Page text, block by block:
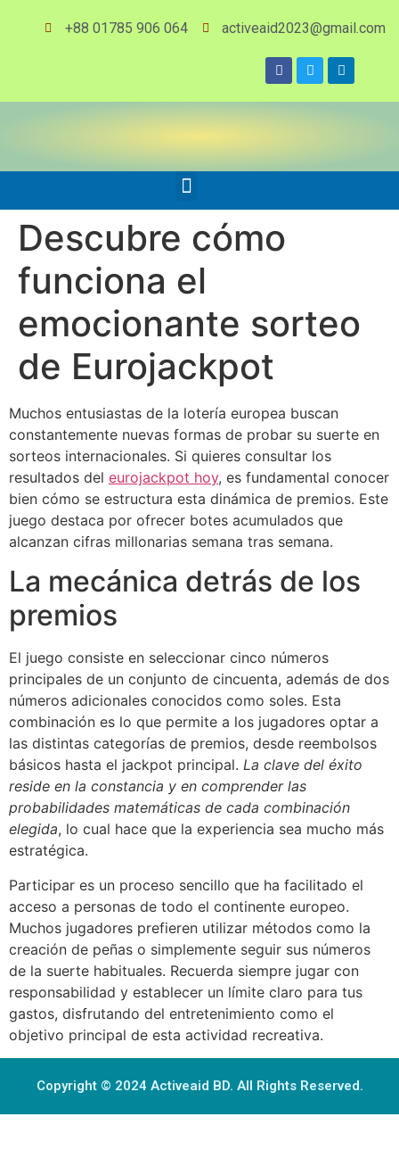
+88 01785 906 064 activeaid2023@gmail.com
Descubre cómo
funciona el
emocionante sorteo
de Eurojackpot
Muchos entusiastas de la lotería europea buscan
constantemente nuevas formas de probar su suerte en
sorteos internacionales. Si quieres consultar los
resultados del eurojackpot hoy, es fundamental conocer
bien cómo se estructura esta dinámica de premios. Este
juego destaca por ofrecer botes acumulados que
alcanzan cifras millonarias semana tras semana.
La mecánica detrás de los
premios
El juego consiste en seleccionar cinco números
principales de un conjunto de cincuenta, además de dos
números adicionales conocidos como soles. Esta
combinación es lo que permite a los jugadores optar a
las distintas categorías de premios, desde reembolsos
básicos hasta el jackpot principal. La clave del éxito
reside en la constancia y en comprender las
probabilidades matemáticas de cada combinación
elegida, lo cual hace que la experiencia sea mucho más
estratégica.
Participar es un proceso sencillo que ha facilitado el
acceso a personas de todo el continente europeo.
Muchos jugadores prefieren utilizar métodos como la
creación de peñas o simplemente seguir sus números
de la suerte habituales. Recuerda siempre jugar con
responsabilidad y establecer un límite claro para tus
gastos, disfrutando del entretenimiento como el
objetivo principal de esta actividad recreativa.
Copyright © 2024 Activeaid BD. All Rights Reserved.